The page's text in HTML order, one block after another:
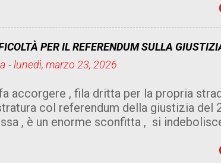
tutti coloro che vi odiano . Sembrerà una
beffeggiato e deriso , perché non si
, e di storie ne è
PER IL REFERENDUM SULLA
-lunedì, marzo 23, 2026
accorgere , fila dritta per la propria
col referendum della giustizia del
, è un enorme sconfitta , si
vulnerabile e presto alla resa dei conti ,